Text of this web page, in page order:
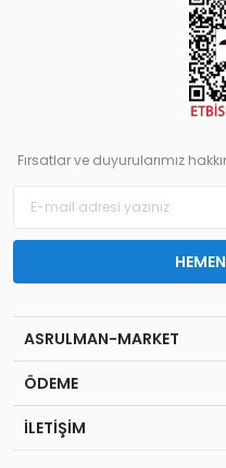
Fırsatlar ve duyurularımız
ASRULMAN-MARKET
ÖDEME
İLETİŞİM